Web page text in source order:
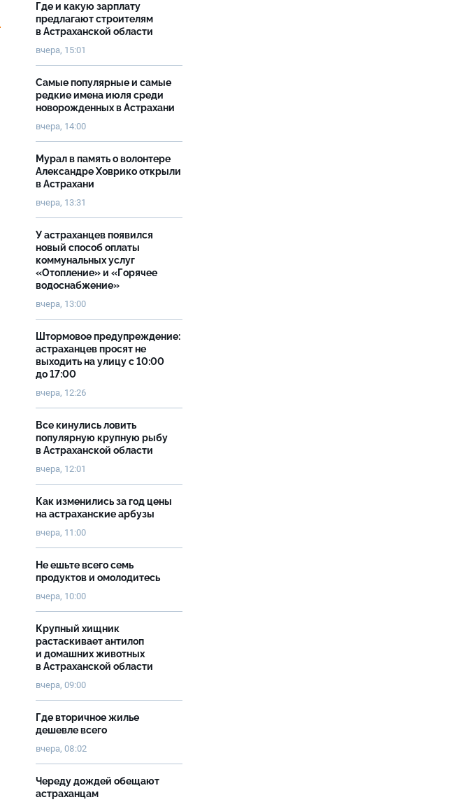
Где и какую зарплату
предлагают строителям
в Астраханской области
вчера, 15:01
Самые популярные и самые
редкие имена июля среди
новорожденных в Астрахани
вчера, 14:00
Мурал в память о волонтере
Александре Ховрико открыли
в Астрахани
вчера, 13:31
У астраханцев появился
новый способ оплаты
коммунальных услуг
«Отопление» и «Горячее
водоснабжение»
вчера, 13:00
Штормовое предупреждение:
астраханцев просят не
выходить на улицу с 10:00
до 17:00
вчера, 12:26
Все кинулись ловить
популярную крупную рыбу
в Астраханской области
вчера, 12:01
Как изменились за год цены
на астраханские арбузы
вчера, 11:00
Не ешьте всего семь
продуктов и омолодитесь
вчера, 10:00
Крупный хищник
растаскивает антилоп
и домашних животных
в Астраханской области
вчера, 09:00
Где вторичное жилье
дешевле всего
вчера, 08:02
Череду дождей обещают
астраханцам